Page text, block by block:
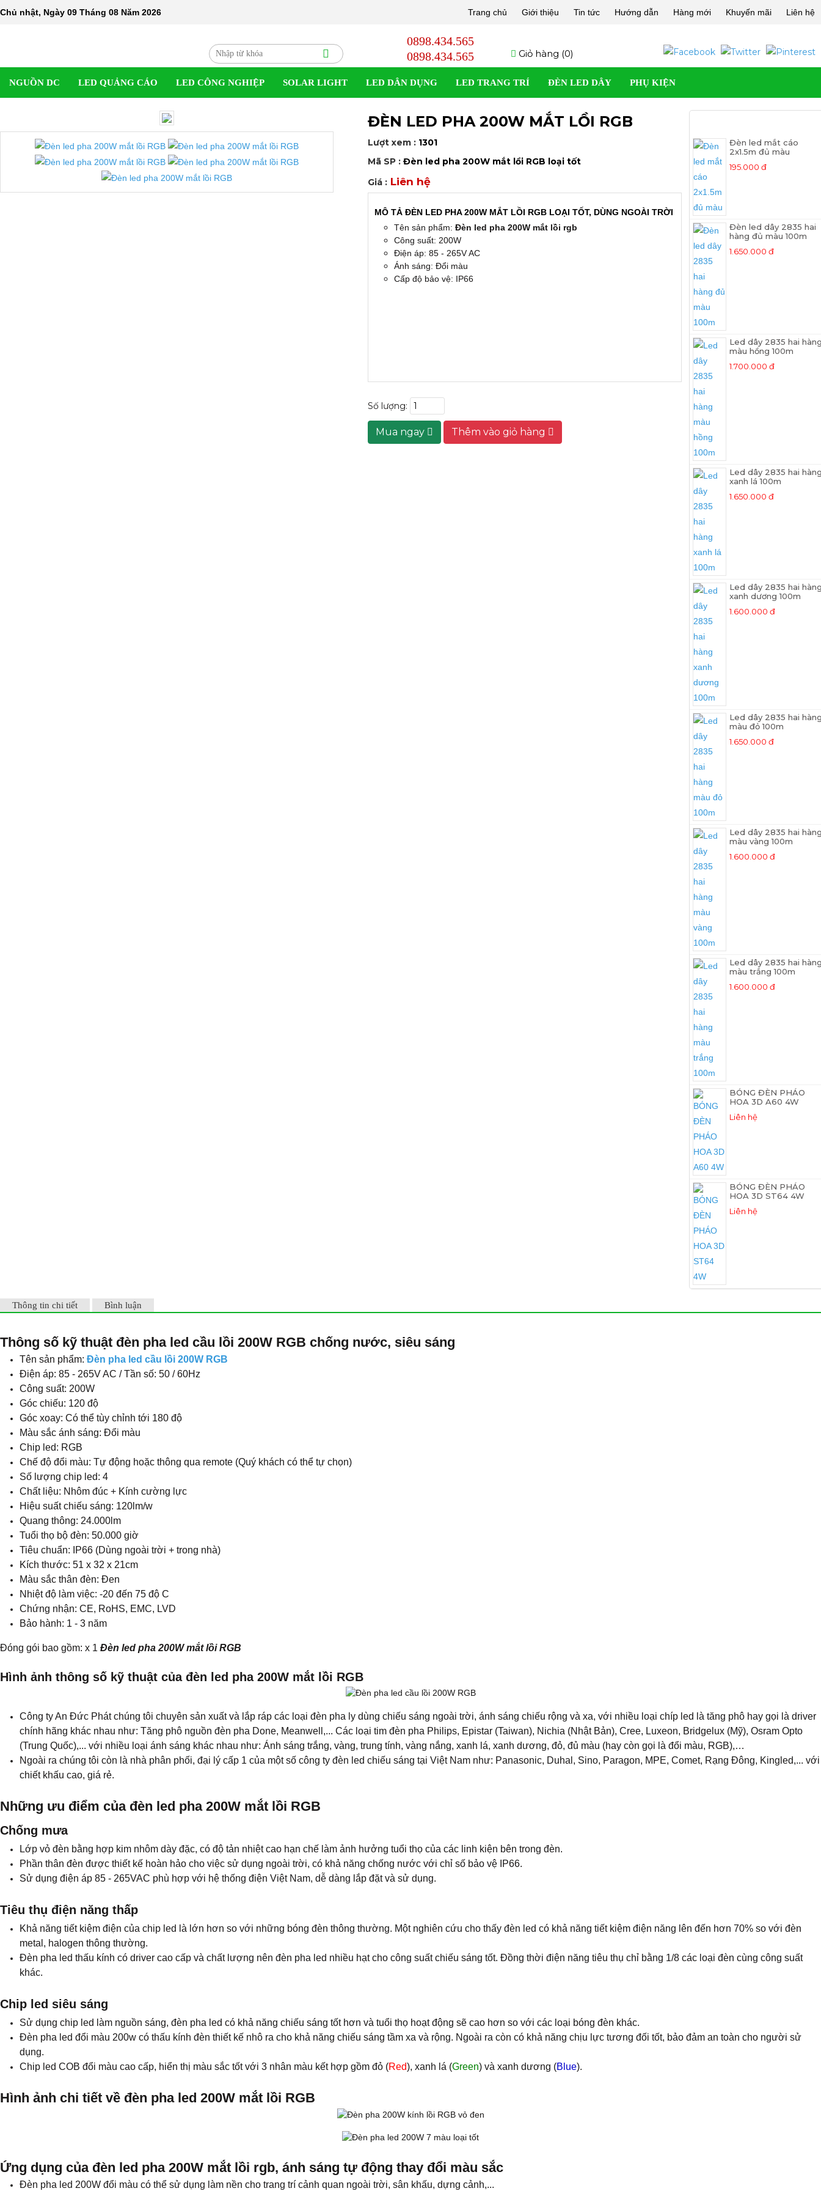
Chủ nhật, Ngày 09 Tháng 08 Năm 2026 Trang chủ Giới thiệu Tin tức Hướng dẫn Hàng mới Khuyến mãi Liên hệ
0898.434.565
0898.434.565
Giỏ hàng (0)
NGUỒN DC LED QUẢNG CÁO LED CÔNG NGHIỆP SOLAR LIGHT LED DÂN DỤNG LED TRANG TRÍ ĐÈN LED DÂY PHỤ KIỆN
ĐÈN LED PHA 200W MẮT LỒI RGB
Lượt xem : 1301
Mã SP : Đèn led pha 200W mắt lồi RGB loại tốt
Giá : Liên hệ
MÔ TẢ ĐÈN LED PHA 200W MẮT LỒI RGB LOẠI TỐT, DÙNG NGOÀI TRỜI
Tên sản phẩm: Đèn led pha 200W mắt lồi rgb
Công suất: 200W
Điện áp: 85 - 265V AC
Ánh sáng: Đổi màu
Cấp độ bảo vệ: IP66
Số lượng:
Mua ngay Thêm vào giỏ hàng
Đèn led mắt cáo
2x1.5m đủ màu
195.000 đ
Đèn led dây 2835 hai
hàng đủ màu 100m
1.650.000 đ
Led dây 2835 hai
màu hồng 100m
1.700.000 đ
Led dây 2835 hai
xanh lá 100m
1.650.000 đ
Led dây 2835 hai
xanh dương 100m
1.600.000 đ
Led dây 2835 hai
màu đỏ 100m
1.650.000 đ
Led dây 2835 hai
màu vàng 100m
1.600.000 đ
Led dây 2835 hai
màu trắng 100m
1.600.000 đ
BÓNG ĐÈN PHÁO
HOA 3D A60 4W
Liên hệ
BÓNG ĐÈN PHÁO
HOA 3D ST64 4W
Liên hệ
Thông tin chi tiết Bình luận
Thông số kỹ thuật đèn pha led cầu lồi 200W RGB chống nước, siêu sáng
Tên sản phẩm: Đèn pha led cầu lồi 200W RGB
Điện áp: 85 - 265V AC / Tần số: 50 / 60Hz
Công suất: 200W
Góc chiếu: 120 độ
Góc xoay: Có thể tùy chỉnh tới 180 độ
Màu sắc ánh sáng: Đổi màu
Chip led: RGB
Chế độ đổi màu: Tự động hoặc thông qua remote (Quý khách có thể tự chọn)
Số lượng chip led: 4
Chất liệu: Nhôm đúc + Kính cường lực
Hiệu suất chiếu sáng: 120lm/w
Quang thông: 24.000lm
Tuổi thọ bộ đèn: 50.000 giờ
Tiêu chuẩn: IP66 (Dùng ngoài trời + trong nhà)
Kích thước: 51 x 32 x 21cm
Màu sắc thân đèn: Đen
Nhiệt độ làm việc: -20 đến 75 độ C
Chứng nhận: CE, RoHS, EMC, LVD
Bảo hành: 1 - 3 năm
Đóng gói bao gồm: x 1 Đèn led pha 200W mắt lồi RGB
Hình ảnh thông số kỹ thuật của đèn led pha 200W mắt lồi RGB
Công ty An Đức Phát chúng tôi chuyên sản xuất và lắp ráp các loại đèn pha ly dùng chiếu sáng ngoài trời, ánh sáng chiếu rộng và xa, với nhiều loại chíp led là tăng phô hay gọi là driver
chính hãng khác nhau như: Tăng phô nguồn đèn pha Done, Meanwell,... Các loại tim đèn pha Philips, Epistar (Taiwan), Nichia (Nhật Bản), Cree, Luxeon, Bridgelux (Mỹ), Osram Opto
(Trung Quốc),... với nhiều loại ánh sáng khác nhau như: Ánh sáng trắng, vàng, trung tính, vàng nắng, xanh lá, xanh dương, đỏ, đủ màu (hay còn gọi là đổi màu, RGB),…
Ngoài ra chúng tôi còn là nhà phân phối, đại lý cấp 1 của một số công ty đèn led chiếu sáng tại Việt Nam như: Panasonic, Duhal, Sino, Paragon, MPE, Comet, Rạng Đông, Kingled,... với
chiết khấu cao, giá rẻ.
Những ưu điểm của đèn led pha 200W mắt lồi RGB
Chống mưa
Lớp vỏ đèn bằng hợp kim nhôm dày đặc, có độ tản nhiệt cao hạn chế làm ảnh hưởng tuổi thọ của các linh kiện bên trong đèn.
Phần thân đèn được thiết kế hoàn hảo cho việc sử dụng ngoài trời, có khả năng chống nước với chỉ số bảo vệ IP66.
Sử dụng điện áp 85 - 265VAC phù hợp với hệ thống điện Việt Nam, dễ dàng lắp đặt và sử dụng.
Tiêu thụ điện năng thấp
Khả năng tiết kiệm điện của chip led là lớn hơn so với những bóng đèn thông thường. Một nghiên cứu cho thấy đèn led có khả năng tiết kiệm điện năng lên đến hơn 70% so với đèn
metal, halogen thông thường.
Đèn pha led thấu kính có driver cao cấp và chất lượng nên đèn pha led nhiều hạt cho công suất chiếu sáng tốt. Đồng thời điện năng tiêu thụ chỉ bằng 1/8 các loại đèn cùng công suất
khác.
Chip led siêu sáng
Sử dụng chip led làm nguồn sáng, đèn pha led có khả năng chiếu sáng tốt hơn và tuổi thọ hoạt động sẽ cao hơn so với các loại bóng đèn khác.
Đèn pha led đổi màu 200w có thấu kính đèn thiết kế nhô ra cho khả năng chiếu sáng tầm xa và rộng. Ngoài ra còn có khả năng chịu lực tương đối tốt, bảo đảm an toàn cho người sử
dụng.
Chip led COB đổi màu cao cấp, hiển thị màu sắc tốt với 3 nhân màu kết hợp gồm đỏ (Red), xanh lá (Green) và xanh dương (Blue).
Hình ảnh chi tiết về đèn pha led 200W mắt lồi RGB
Ứng dụng của đèn led pha 200W mắt lồi rgb, ánh sáng tự động thay đổi màu sắc
Đèn pha led 200W đổi màu có thể sử dụng làm nền cho trang trí cảnh quan ngoài trời, sân khấu, dựng cảnh,...